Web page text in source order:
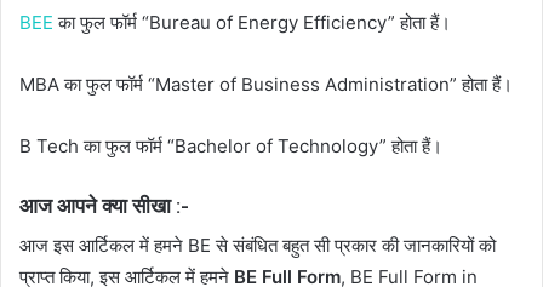
BEEका फुल फॉर्म “Bureau of Energy Efficiency” होता हैं।
MBA का फुल फॉर्म “Master of Business Administration” होता हैं।
B Tech का फुल फॉर्म “Bachelor of Technology” होता हैं।
आज आपने क्या सीखा :-
आज इस आर्टिकल में हमने BE से संबंधित बहुत सी प्रकार की जानकारियों को
प्राप्त किया, इस आर्टिकल में हमने BE Full Form, BE Full Form in